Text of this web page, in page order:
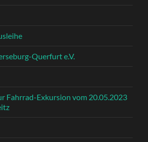
Querfurt e.V.
Fahrrad-Exkursion vom 20.05.2023